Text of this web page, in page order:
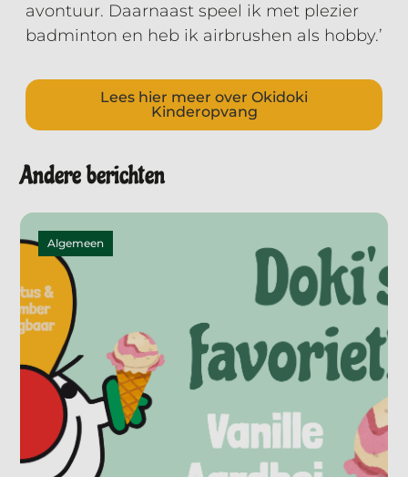
avontuur. Daarnaast speel ik met plezier
badminton en heb ik airbrushen als hobby.’
Lees hier meer over Okidoki
Kinderopvang
Andere berichten
Algemeen